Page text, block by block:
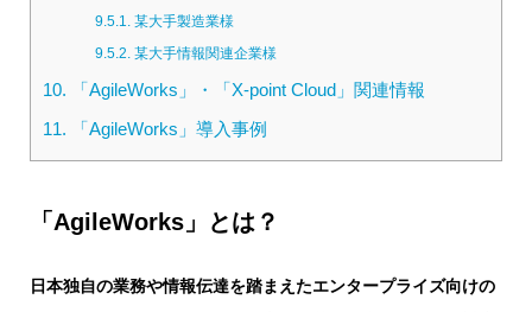
9.5.1.某大手製造業様
9.5.2.某大手情報関連企業様
10. 「AgileWorks」・「X-point Cloud」関連情報
11. 「AgileWorks」導入事例
「AgileWorks」とは？
日本独自の業務や情報伝達を踏まえたエンタープライズ向けの